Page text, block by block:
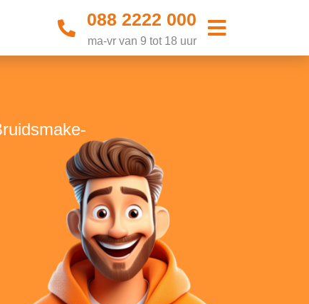
088 2222 000
ma-vr van 9 tot 18 uur